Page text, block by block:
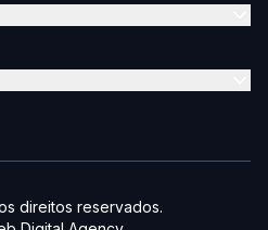
direitos reservados.